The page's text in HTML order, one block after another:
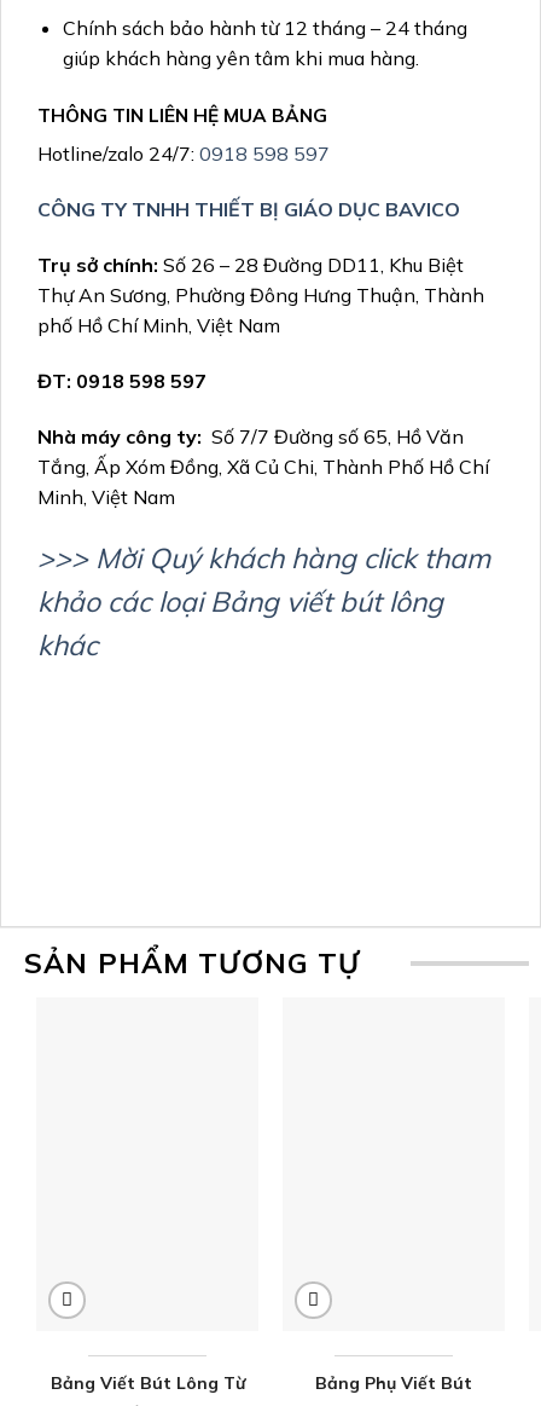
Chính sách bảo hành từ 12 tháng – 24 tháng
giúp khách hàng yên tâm khi mua hàng.
THÔNG TIN LIÊN HỆ MUA BẢNG
Hotline/zalo 24/7: 0918 598 597
CÔNG TY TNHH THIẾT BỊ GIÁO DỤC BAVICO
Trụ sở chính: Số 26 – 28 Đường DD11, Khu Biệt
Thự An Sương, Phường Đông Hưng Thuận, Thành
phố Hồ Chí Minh, Việt Nam
ĐT: 0918 598 597
Nhà máy công ty: Số 7/7 Đường số 65, Hồ Văn
Tắng, Ấp Xóm Đồng, Xã Củ Chi, Thành Phố Hồ Chí
Minh, Việt Nam
>>> Mời Quý khách hàng click tham
khảo các loại Bảng viết bút lông
khác
SẢN PHẨM TƯƠNG TỰ
Bảng Viết Bút Lông Từ
Bảng Phụ Viết Bút